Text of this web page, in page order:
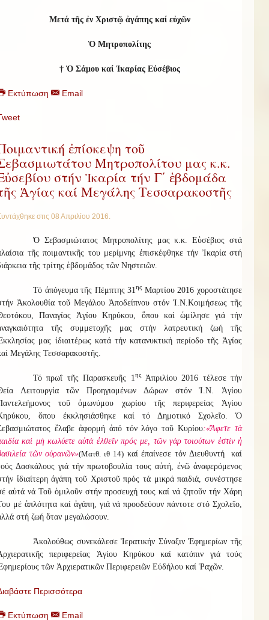
Μετά τῆς ἐν Χριστῷ ἀγάπης καί εὐχῶν
Ὁ Μητροπολίτης
† Ὁ Σάμου καί Ἰκαρίας Εὐσέβιος
Εκτύπωση Email
ἐπίσκεψη τοῦ
Μητροπολίτου μας κ.κ.
στήν Ἰκαρία τήν Γ΄ ἑβδομάδα
Ἁγίας καί Μεγάλης Τεσσαρακοστῆς
στις 08 Απριλίου 2016
Ὁ Σεβασμιώτατος Μητροπολίτης μας κ.κ. Εὐσέβιος στά
τῆς ποιμαντικῆς του μερίμνης ἐπισκέφθηκε τήν Ἰκαρία στή
τῆς τρίτης ἑβδομάδος τῶν Νηστειῶν.
Τό ἀπόγευμα τῆς Πέμπτης 31ηςΜαρτίου 2016 χοροστάτησε
Ἀκολουθία τοῦ Μεγάλου Ἀποδείπνου στόν Ἱ.Ν.Κοιμήσεως τῆς
Παναγίας Ἁγίου Κηρύκου, ὅπου καί ὡμίλησε γιά τήν
τῆς συμμετοχῆς μας στήν λατρευτική ζωή τῆς
μας ἰδιαιτέρως κατά τήν κατανυκτική περίοδο τῆς Ἁγίας
Μεγάλης Τεσσαρακοστῆς.
Τό πρωΐ τῆς Παρασκευῆς 1ηςἈπριλίου 2016 τέλεσε τήν
Λειτουργία τῶν Προηγιαμένων Δώρων στόν Ἱ.Ν. Ἁγίου
τοῦ ὁμωνύμου χωρίου τῆς περιφερείας Ἁγίου
ὅπου ἐκκλησιάσθηκε καί τό Δημοτικό Σχολεῖο. Ὁ
ἔλαβε ἀφορμή ἀπό τόν λόγο τοῦ Κυρίου:«Ἄφετε τὰ
καὶ μὴ κωλύετε αὐτὰ ἐλθεῖν πρός με, τῶν γὰρ τοιούτων ἐστὶν ἡ
τῶν οὐρανῶν»(Ματθ. ιθ 14)καί ἐπαίνεσε τόν Διευθυντή καί
Δασκάλους γιά τήν πρωτοβουλία τους αὐτή, ἐνῶ ἀναφερόμενος
ἰδιαίτερη ἀγάπη τοῦ Χριστοῦ πρός τά μικρά παιδιά, συνέστησε
αὐτά νά Τοῦ ὁμιλοῦν στήν προσευχή τους καί νά ζητοῦν τήν Χάρη
μέ ἁπλότητα καί ἀγάπη, γιά νά προοδεύουν πάντοτε στό Σχολεῖο,
στή ζωή ὅταν μεγαλώσουν.
Ἀκολούθως συνεκάλεσε Ἱερατικήν Σύναξιν Ἐφημερίων τῆς
περιφερείας Ἁγίου Κηρύκου καί κατόπιν γιά τούς
τῶν Ἀρχιερατικῶν Περιφερειῶν Εὐδήλου καί Ῥαχῶν.
Περισσότερα
Εκτύπωση Email